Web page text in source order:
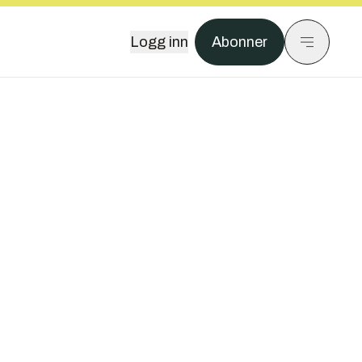
Logg inn Abonner